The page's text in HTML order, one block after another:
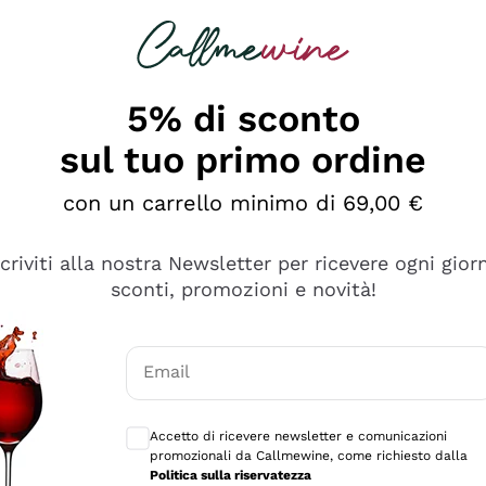
diversi e con un ampio range di prezzo. Le
5% di sconto
sul tuo primo ordine
con un carrello minimo di 69,00 €
alla nostra Newsletter per ricevere ogni
sconti, promozioni e novità!
Email
Accetto di ricevere newsletter e comunicazioni
promozionali da Callmewine, come richiesto dalla
Politica sulla riservatezza